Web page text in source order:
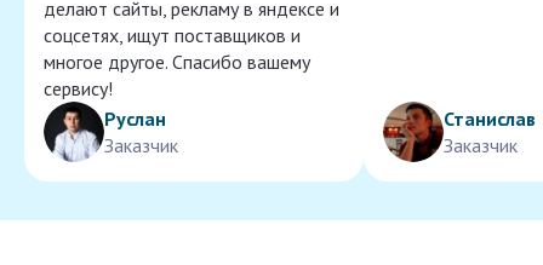
делают сайты, рекламу в яндексе и
соцсетях, ищут поставщиков и
многое другое. Спасибо вашему
сервису!
Руслан
Заказчик
Станислав
Заказчик